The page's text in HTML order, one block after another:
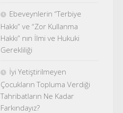
Ebeveynlerin “Terbiye
Hakkı” ve “Zor Kullanma
Hakkı” nın İlmi ve Hukuki
Gerekliliği
İyi Yetiştirilmeyen
Çocukların Topluma Verdiği
Tahribatların Ne Kadar
Farkındayız?